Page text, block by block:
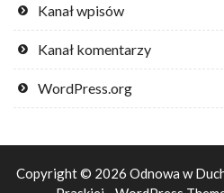
Kanał wpisów
Kanał komentarzy
WordPress.org
Copyright © 2026 Odnowa w